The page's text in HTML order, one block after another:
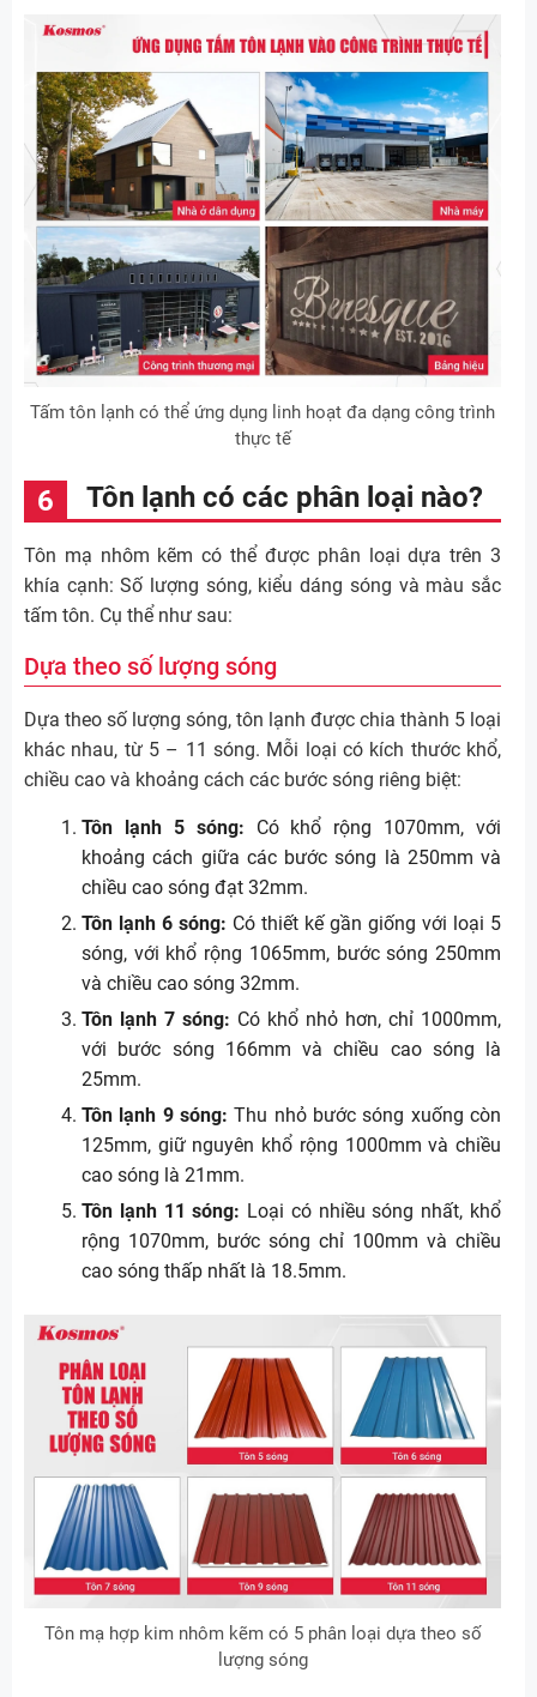
Tấm tôn lạnh có thể ứng dụng linh hoạt đa dạng công trình
thực tế
Tôn lạnh có các phân loại nào?
Tôn mạ nhôm kẽm có thể được phân loại dựa trên 3
khía cạnh: Số lượng sóng, kiểu dáng sóng và màu sắc
tấm tôn. Cụ thể như sau:
Dựa theo số lượng sóng
Dựa theo số lượng sóng, tôn lạnh được chia thành 5 loại
khác nhau, từ 5 – 11 sóng. Mỗi loại có kích thước khổ,
chiều cao và khoảng cách các bước sóng riêng biệt:
Tôn lạnh 5 sóng: Có khổ rộng 1070mm, với
khoảng cách giữa các bước sóng là 250mm và
chiều cao sóng đạt 32mm.
Tôn lạnh 6 sóng: Có thiết kế gần giống với loại 5
sóng, với khổ rộng 1065mm, bước sóng 250mm
và chiều cao sóng 32mm.
Tôn lạnh 7 sóng: Có khổ nhỏ hơn, chỉ 1000mm,
với bước sóng 166mm và chiều cao sóng là
25mm.
Tôn lạnh 9 sóng:Thu nhỏ bước sóng xuống còn
125mm, giữ nguyên khổ rộng 1000mm và chiều
cao sóng là 21mm.
Tôn lạnh 11 sóng: Loại có nhiều sóng nhất, khổ
rộng 1070mm, bước sóng chỉ 100mm và chiều
cao sóng thấp nhất là 18.5mm.
Tôn mạ hợp kim nhôm kẽm có 5 phân loại dựa theo số
lượng sóng